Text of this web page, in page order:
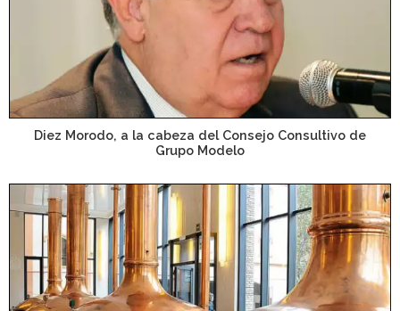
Diez Morodo, a la cabeza del Consejo Consultivo de
Grupo Modelo